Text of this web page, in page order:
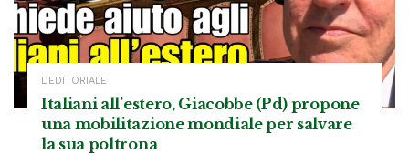
L’EDITORIALE
Italiani all’estero, Giacobbe (Pd) propone
una mobilitazione mondiale per salvare
la sua poltrona